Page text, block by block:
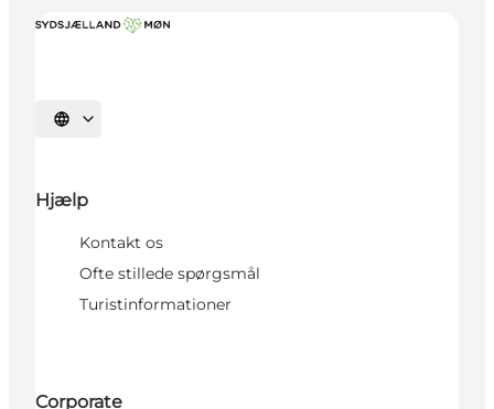
Vælg sprog
Hjælp
Kontakt os
Ofte stillede spørgsmål
Turistinformationer
Corporate